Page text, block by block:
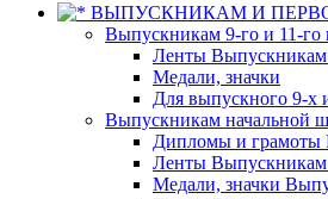
ВЫПУСКНИКАМ И
Выпускникам 9-го и 11-го
Ленты Выпускникам
Медали, значки
Для выпускного 9-х
Выпускникам начальной
Дипломы и грамоты
Ленты
Медали, значки